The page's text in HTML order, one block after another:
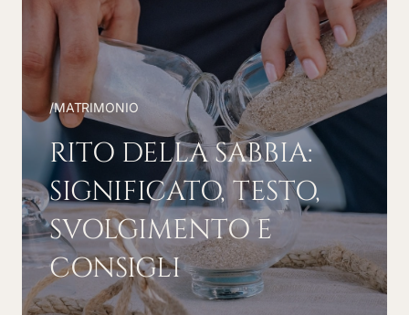
/MATRIMONIO
RITO DELLA SABBIA:
SIGNIFICATO, TESTO,
SVOLGIMENTO E
CONSIGLI